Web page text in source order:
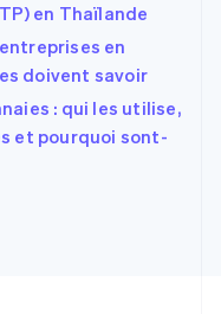
en Thaïlande
en
doivent savoir
: qui les utilise,
et pourquoi sont-